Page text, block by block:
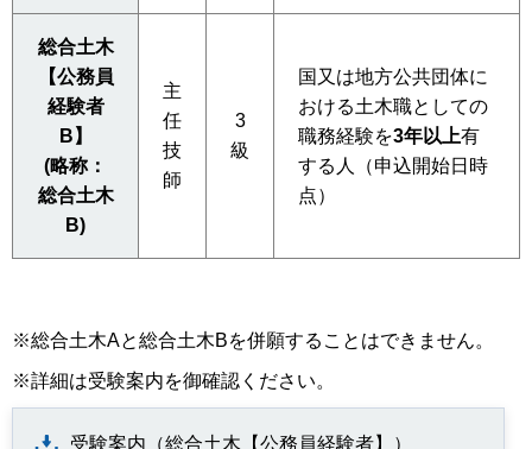
総合土木
【公務員
経験者
B】
(略称：
総合土木
B)
主
任
技
師
3
級
国又は地方公共団体に
おける土木職としての
職務経験を3年以上有
する人（申込開始日時
点）
※総合土木Aと総合土木Bを併願することはできません。
※詳細は受験案内を御確認ください。
受験案内（総合土木【公務員経験者】）